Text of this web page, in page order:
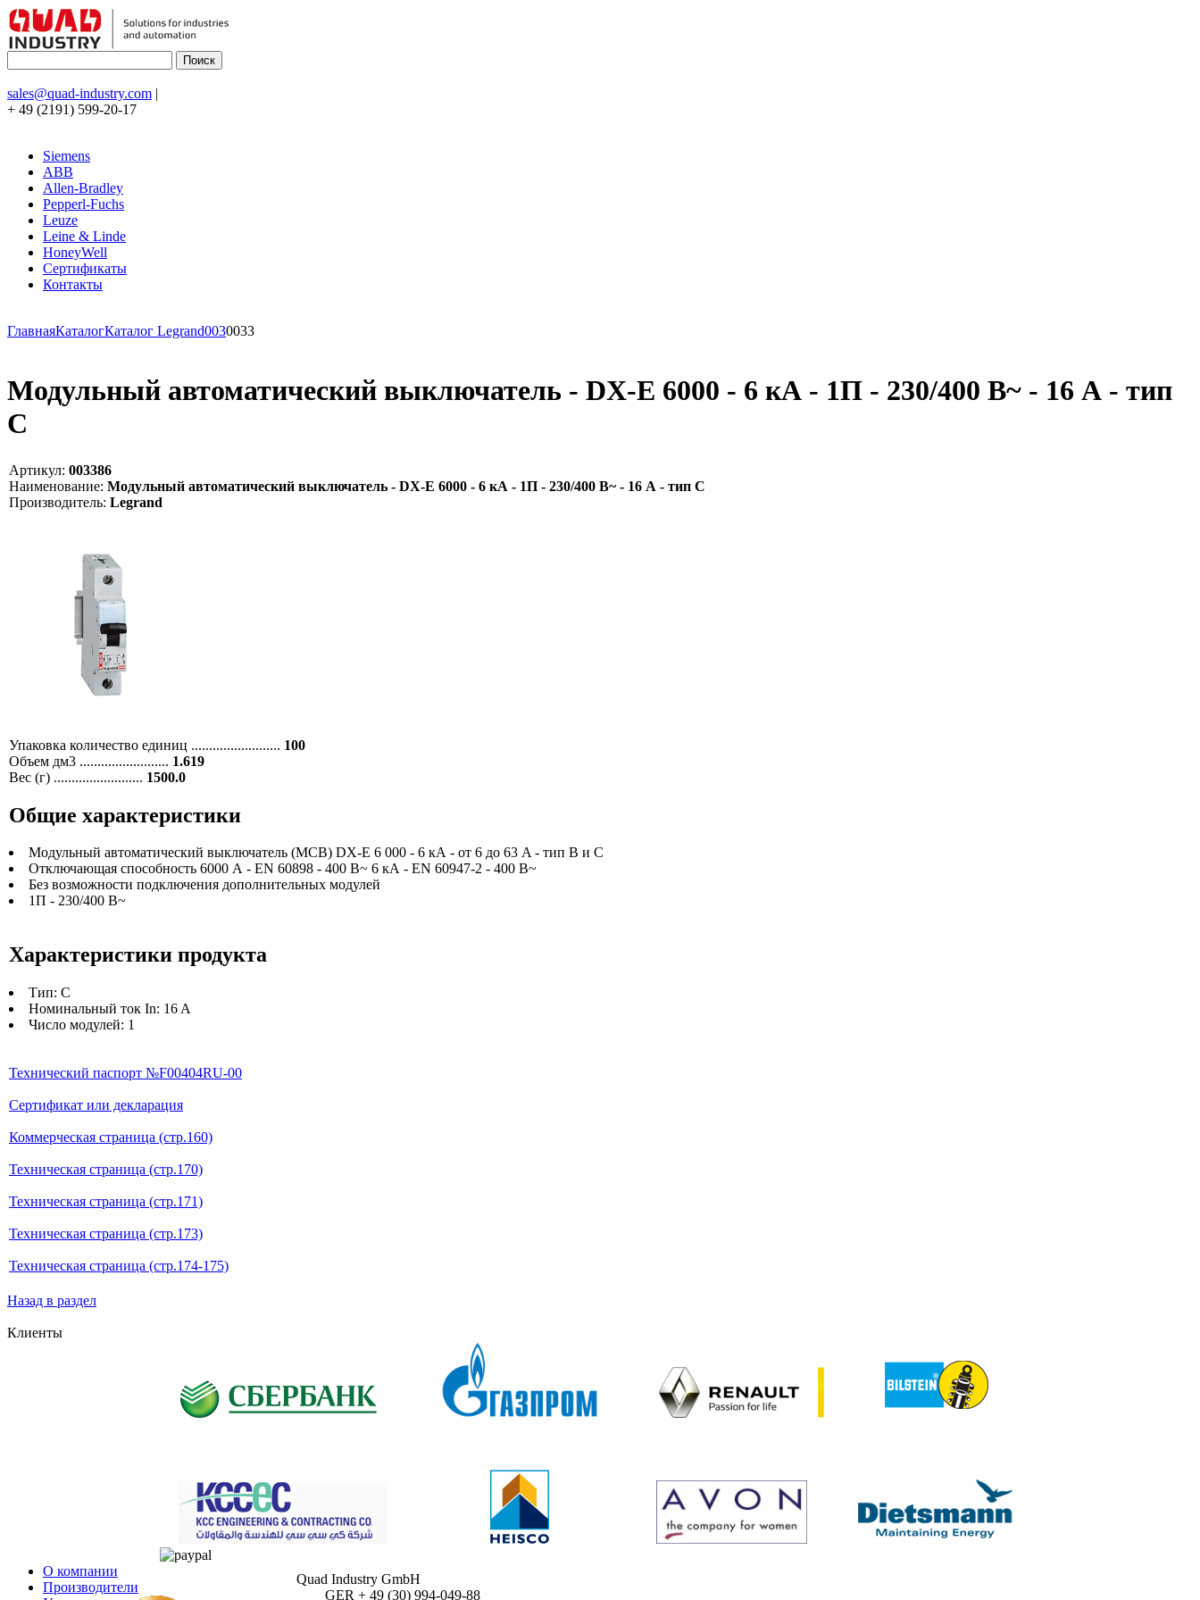
sales@quad-industry.com |
+ 49 (2191) 599-20-17
Siemens
ABB
Allen-Bradley
Pepperl-Fuchs
Leuze
Leine & Linde
HoneyWell
Сертификаты
Контакты
ГлавнаяКаталогКаталог Legrand0030033
Модульный автоматический выключатель - DX-E 6000 - 6 кА - 1П - 230/400 В~ - 16 А - тип
C
Артикул: 003386
Наименование: Модульный автоматический выключатель - DX-E 6000 - 6 кА - 1П - 230/400 В~ - 16 А - тип C
Производитель: Legrand
Упаковка количество единиц ......................... 100
Объем дм3 ......................... 1.619
Вес (г) ......................... 1500.0
Общие характеристики
Модульный автоматический выключатель (MCB) DX-E 6 000 - 6 кА - от 6 до 63 A - тип В и C
Отключающая способность 6000 А - EN 60898 - 400 В~ 6 кА - EN 60947-2 - 400 В~
Без возможности подключения дополнительных модулей
1П - 230/400 В~
Характеристики продукта
Тип: C
Номинальный ток In: 16 A
Число модулей: 1
Технический паспорт №F00404RU-00
Сертификат или декларация
Коммерческая страница (стр.160)
Техническая страница (стр.170)
Техническая страница (стр.171)
Техническая страница (стр.173)
Техническая страница (стр.174-175)
Назад в раздел
Клиенты
О компании
Производители
Quad Industry GmbH
GER + 49 (30) 994-049-88